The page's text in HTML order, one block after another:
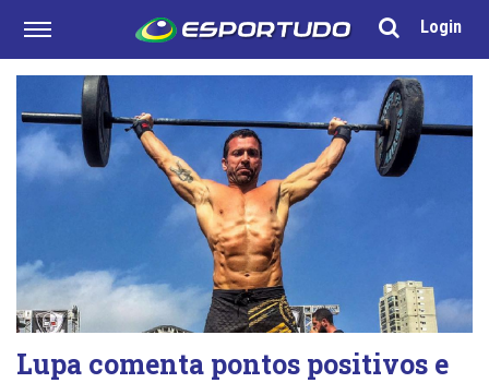
Login
Lupa comenta pontos positivos e